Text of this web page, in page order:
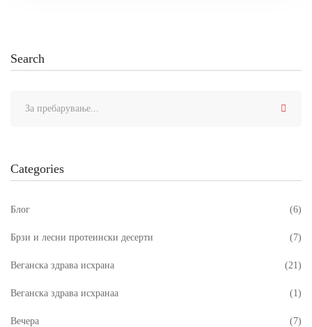
Search
Categories
Блог (6)
Брзи и лесни протеински десерти (7)
Веганска здрава исхрана (21)
Веганска здрава исхранаa (1)
Вечера (7)